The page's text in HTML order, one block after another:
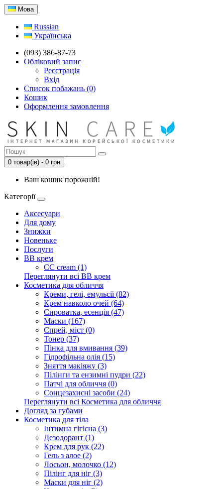
Мова
Russian
Українська
(093) 386-87-73
Обліковий запис
Реєстрація
Вхід
Список побажань (0)
Кошик
Оформлення замовлення
0 товар(ів) - 0 грн
Ваш кошик порожній!
Категорії
Аксесуари
Для дому
Знижки
Новеньке
Послуги
BB крем
CC cream (1)
Переглянути всі BB крем
Косметика для обличчя
Креми, гелі, емульсії (82)
Крем навколо очей (64)
Сироватка, есенція (47)
Маски (167)
Спрей, міст (0)
Тонер (37)
Пінка для вмивання (39)
Гідрофільна олія (15)
Зняття макіяжу (3)
Пілінги та ензимні пудри (22)
Патчі для обличчя (0)
Сонцезахисні засоби (24)
Переглянути всі Косметика для обличчя
Догляд за губами
Косметика для тіла
Інтимна гігієна (3)
Дезодорант (1)
Крем для рук (22)
Гель з алое (2)
Лосьон, молочко (12)
Пілінг для ніг (3)
Маски для ніг (2)